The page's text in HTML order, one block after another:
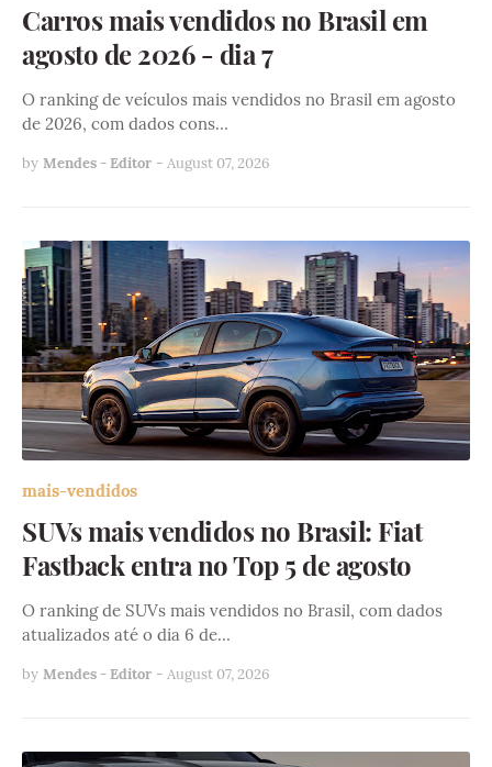
Carros mais vendidos no Brasil em
agosto de 2026 - dia 7
O ranking de veículos mais vendidos no Brasil em agosto
de 2026, com dados cons…
by Mendes - Editor - August 07, 2026
mais-vendidos
SUVs mais vendidos no Brasil: Fiat
Fastback entra no Top 5 de agosto
O ranking de SUVs mais vendidos no Brasil, com dados
atualizados até o dia 6 de…
by Mendes - Editor - August 07, 2026